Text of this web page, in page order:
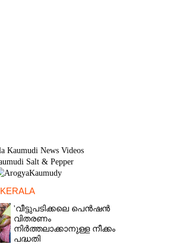
KERALA
'വീട്ടുപടിക്കലെ പെൻഷൻ
വിതരണം
നിർത്തലാക്കാനുള്ള നീക്കം
പദ്ധതി